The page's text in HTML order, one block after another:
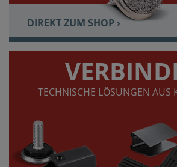
DIREKT ZUM SHOP ›
TECHNISCHE LÖSUNGEN AUS